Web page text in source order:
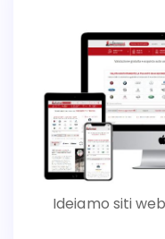
Ideiamo siti